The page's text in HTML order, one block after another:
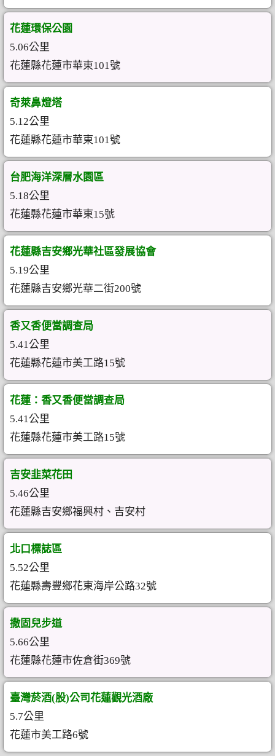
花蓮環保公園
5.06公里
花蓮縣花蓮市華東101號
奇萊鼻燈塔
5.12公里
花蓮縣花蓮市華東101號
台肥海洋深層水園區
5.18公里
花蓮縣花蓮市華東15號
花蓮縣吉安鄉光華社區發展協會
5.19公里
花蓮縣吉安鄉光華二街200號
香又香便當調查局
5.41公里
花蓮縣花蓮市美工路15號
花蓮：香又香便當調查局
5.41公里
花蓮縣花蓮市美工路15號
吉安韭菜花田
5.46公里
花蓮縣吉安鄉福興村、吉安村
北口標誌區
5.52公里
花蓮縣壽豐鄉花東海岸公路32號
撒固兒步道
5.66公里
花蓮縣花蓮市佐倉街369號
臺灣菸酒(股)公司花蓮觀光酒廠
5.7公里
花蓮市美工路6號